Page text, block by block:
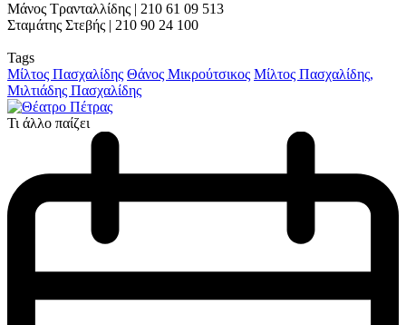
Μάνος Τρανταλλίδης | 210 61 09 513
Σταμάτης Στεβής | 210 90 24 100
Tags
Μίλτος Πασχαλίδης Θάνος Μικρούτσικος Μίλτος Πασχαλίδης,
Μιλτιάδης Πασχαλίδης
Τι άλλο παίζει